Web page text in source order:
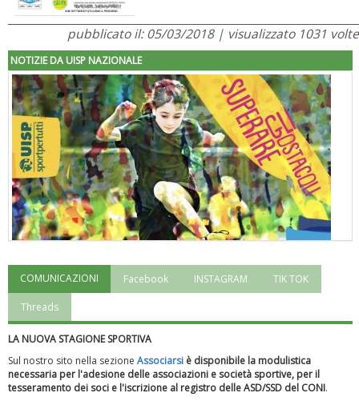
pubblicato il: 05/03/2018 | visualizzato 1031 volte
NOTIZIE DA UISP NAZIONALE
"Superare gli ostacoli": la relazione di Tiziano Pesce al CN Uisp
COMUNICAZIONI Facebook INSTAGRAM TIK TOK
Threads
LA NUOVA STAGIONE SPORTIVA
Sul nostro sito nella sezione Associarsi è disponibile la modulistica
necessaria per l'adesione delle associazioni e società sportive, per il
tesseramento dei soci e l'iscrizione al registro delle ASD/SSD del CONI.